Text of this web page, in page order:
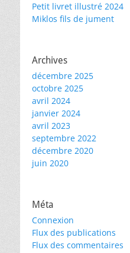
Petit livret illustré 2024
Miklos fils de jument
Archives
décembre 2025
octobre 2025
avril 2024
janvier 2024
avril 2023
septembre 2022
décembre 2020
juin 2020
Méta
Connexion
Flux des publications
Flux des commentaires